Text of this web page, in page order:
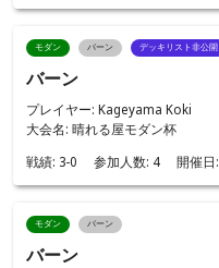
モダン バーン デッキリスト非公開
バーン
プレイヤー: Kageyama Koki
大会名: 晴れる屋モダン杯
戦績: 3-0 参加人数: 4 開催日:
モダン バーン
バーン